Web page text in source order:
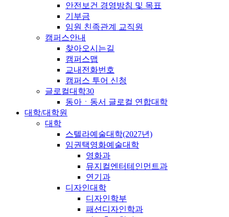
안전보건 경영방침 및 목표
기부금
임원 친족관계 교직원
캠퍼스안내
찾아오시는길
캠퍼스맵
교내전화번호
캠퍼스 투어 신청
글로컬대학30
동아ㆍ동서 글로컬 연합대학
대학/대학원
대학
스텔라예술대학(2027년)
임권택영화예술대학
영화과
뮤지컬엔터테인먼트과
연기과
디자인대학
디자인학부
패션디자인학과